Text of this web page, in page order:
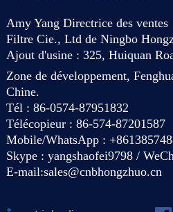
Amy Yang Directrice des ventes
Filtre Cie., Ltd de Ningbo
Ajout d'usine : 325, Huiquan
Zone de développement,
Chine.
Tél : 86-0574-87951832
Télécopieur : 86-574-87201587
Mobile/WhatsApp :
Skype : yangshaofei9798 /
E-mail:sales@cnbhongzhuo.cn